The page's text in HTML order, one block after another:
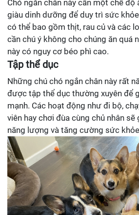
Chó ngắn chân này cần một chế độ
giàu dinh dưỡng để duy trì sức
có thể bao gồm thịt, rau củ và các
cần chú ý không cho chúng ăn quá
này có nguy cơ béo phì cao.
Tập thể dục
Những chú chó ngắn chân này rất
được tập thể dục thường xuyên để
mạnh. Các hoạt động như đi bộ,
viên hay chơi đùa cùng chủ nhân
năng lượng và tăng cường sức